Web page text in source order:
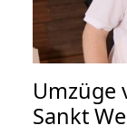
Umzüge
Sankt